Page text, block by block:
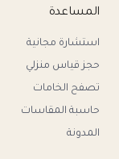
المساعدة
استشارة مجانية
حجز قياس منزلي
تصفح الخامات
حاسبة المقاسات
المدونة